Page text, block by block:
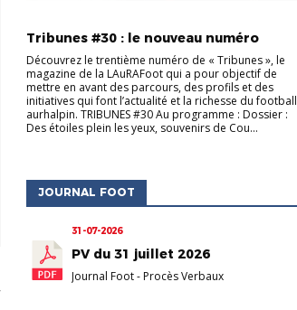
Tribunes #30 : le nouveau numéro
Découvrez le trentième numéro de « Tribunes », le
magazine de la LAuRAFoot qui a pour objectif de
mettre en avant des parcours, des profils et des
initiatives qui font l’actualité et la richesse du football
aurhalpin. TRIBUNES #30 Au programme : Dossier :
Des étoiles plein les yeux, souvenirs de Cou...
JOURNAL FOOT
31-07-2026
PV du 31 juillet 2026
Journal Foot- Procès Verbaux